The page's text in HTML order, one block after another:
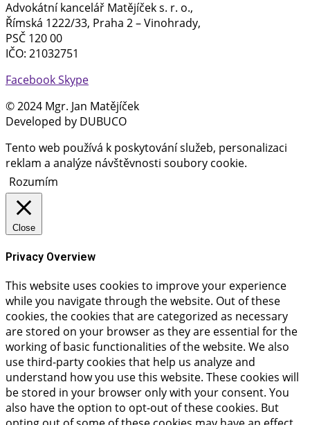
Advokátní kancelář Matějíček s. r. o.,
Římská 1222/33, Praha 2 – Vinohrady,
PSČ 120 00
IČO: 21032751
FacebookSkype
© 2024 Mgr. Jan Matějíček
Developed by DUBUCO
Tento web používá k poskytování služeb, personalizaci
reklam a analýze návštěvnosti soubory cookie.
Rozumím
Close
Privacy Overview
This website uses cookies to improve your experience
while you navigate through the website. Out of these
cookies, the cookies that are categorized as necessary
are stored on your browser as they are essential for the
working of basic functionalities of the website. We also
use third-party cookies that help us analyze and
understand how you use this website. These cookies will
be stored in your browser only with your consent. You
also have the option to opt-out of these cookies. But